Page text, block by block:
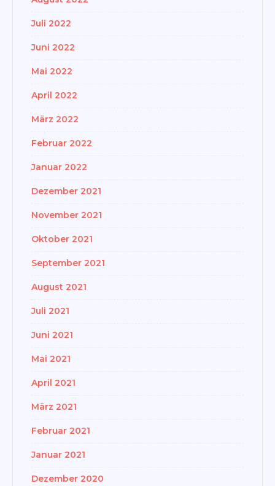
Juli 2022
Juni 2022
Mai 2022
April 2022
März 2022
Februar 2022
Januar 2022
Dezember 2021
November 2021
Oktober 2021
September 2021
August 2021
Juli 2021
Juni 2021
Mai 2021
April 2021
März 2021
Februar 2021
Januar 2021
Dezember 2020